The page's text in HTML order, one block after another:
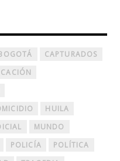
CAPTURADOS
HUILA
MUNDO
POLICÍA
POLÍTICA